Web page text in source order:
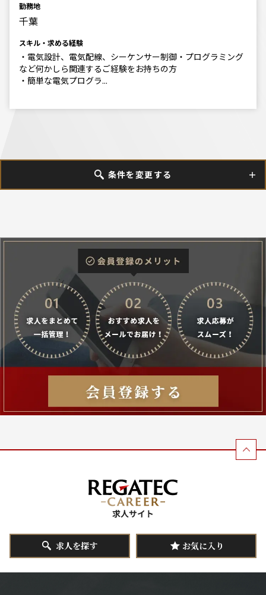
勤務地
千葉
スキル・求める経験
・電気設計、電気配線、シーケンサー制御・プログラミング
など何かしら関連するご経験をお持ちの方
・簡単な電気プログラ...
条件を変更する
求人を探す お気に入り